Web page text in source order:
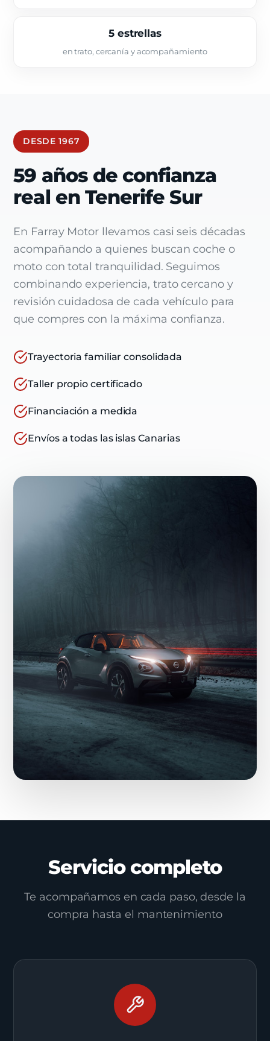
5 estrellas
en trato, cercanía y acompañamiento
DESDE 1967
59 años de confianza
real en Tenerife Sur
En Farray Motor llevamos casi seis décadas
acompañando a quienes buscan coche o
moto con total tranquilidad. Seguimos
combinando experiencia, trato cercano y
revisión cuidadosa de cada vehículo para
que compres con la máxima confianza.
Trayectoria familiar consolidada
Taller propio certificado
Financiación a medida
Envíos a todas las islas Canarias
Servicio completo
Te acompañamos en cada paso, desde la
compra hasta el mantenimiento